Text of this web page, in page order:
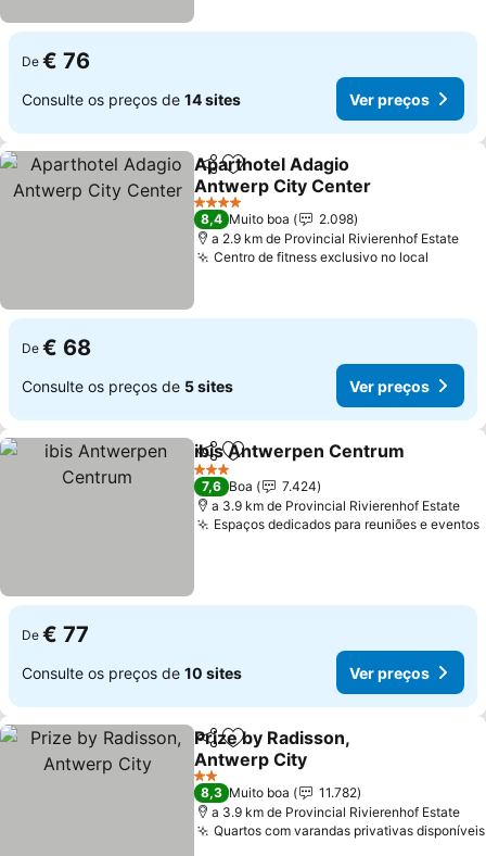
De € 76
Consulte os preços de 14 sites Ver preços
PartilharAdicionar aos favoritos
Aparthotel Adagio
Antwerp City Center
Ver preços
4 Estrelas
8,4 Muito boa
2.098
a 2.9 km de Provincial Rivierenhof Estate
Centro de fitness exclusivo no local
De € 68
Consulte os preços de 5 sites Ver preços
PartilharAdicionar aos favoritos
ibis Antwerpen Centrum
3 Estrelas
7,6 Boa
7.424
a 3.9 km de Provincial Rivierenhof Estate
Espaços dedicados para reuniões e eventos
De € 77
Consulte os preços de 10 sites Ver preços
PartilharAdicionar aos favoritos
Prize by Radisson,
Antwerp City
Ver preços
2 Estrelas
8,3 Muito boa
11.782
a 3.9 km de Provincial Rivierenhof Estate
Quartos com varandas privativas disponíveis